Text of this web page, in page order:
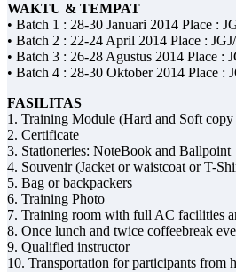
WAKTU & TEMPAT
• Batch 1 : 28-30 Januari 2014 Place
• Batch 2 : 22-24 April 2014 Place :
• Batch 3 : 26-28 Agustus 2014 Place
• Batch 4 : 28-30 Oktober 2014
FASILITAS
1. Training Module (Hard and Soft
2. Certificate
3. Stationeries: NoteBook and Ballpoint
4. Souvenir (Jacket or waistcoat or T-
5. Bag or backpackers
6. Training Photo
7. Training room with full AC facilities
8. Once lunch and twice coffeebreak
9. Qualified instructor
10. Transportation for participants from